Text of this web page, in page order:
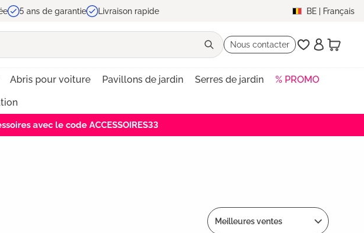
5 ans de garantie Livraison rapide BE | Français
Nous contacter
Abris pour voiture Pavillons de jardin Serres de jardin % PROMO
avec le code ACCESSOIRES33
Meilleures ventes